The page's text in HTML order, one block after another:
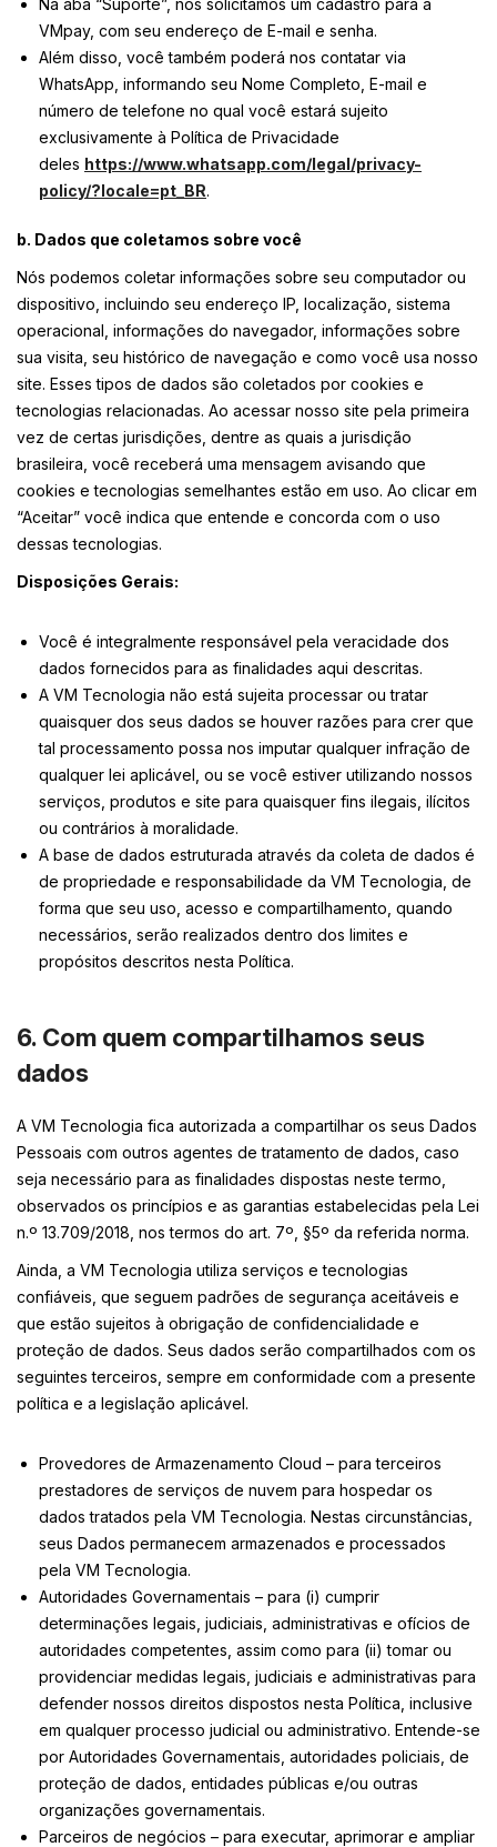
Na aba “Suporte”, nós solicitamos um cadastro para a
VMpay, com seu endereço de E-mail e senha.
Além disso, você também poderá nos contatar via
WhatsApp, informando seu Nome Completo, E-mail e
número de telefone no qual você estará sujeito
exclusivamente à Política de Privacidade
deles https://www.whatsapp.com/legal/privacy-
policy/?locale=pt_BR.
b. Dados que coletamos sobre você
Nós podemos coletar informações sobre seu computador ou
dispositivo, incluindo seu endereço IP, localização, sistema
operacional, informações do navegador, informações sobre
sua visita, seu histórico de navegação e como você usa nosso
site. Esses tipos de dados são coletados por cookies e
tecnologias relacionadas. Ao acessar nosso site pela primeira
vez de certas jurisdições, dentre as quais a jurisdição
brasileira, você receberá uma mensagem avisando que
cookies e tecnologias semelhantes estão em uso. Ao clicar em
“Aceitar” você indica que entende e concorda com o uso
dessas tecnologias.
Disposições Gerais:
Você é integralmente responsável pela veracidade dos
dados fornecidos para as finalidades aqui descritas.
A VM Tecnologia não está sujeita processar ou tratar
quaisquer dos seus dados se houver razões para crer que
tal processamento possa nos imputar qualquer infração de
qualquer lei aplicável, ou se você estiver utilizando nossos
serviços, produtos e site para quaisquer fins ilegais, ilícitos
ou contrários à moralidade.
A base de dados estruturada através da coleta de dados é
de propriedade e responsabilidade da VM Tecnologia, de
forma que seu uso, acesso e compartilhamento, quando
necessários, serão realizados dentro dos limites e
propósitos descritos nesta Política.
6. Com quem compartilhamos seus
dados
A VM Tecnologia fica autorizada a compartilhar os seus Dados
Pessoais com outros agentes de tratamento de dados, caso
seja necessário para as finalidades dispostas neste termo,
observados os princípios e as garantias estabelecidas pela Lei
n.º 13.709/2018, nos termos do art. 7º, §5º da referida norma.
Ainda, a VM Tecnologia utiliza serviços e tecnologias
confiáveis, que seguem padrões de segurança aceitáveis e
que estão sujeitos à obrigação de confidencialidade e
proteção de dados. Seus dados serão compartilhados com os
seguintes terceiros, sempre em conformidade com a presente
política e a legislação aplicável.
Provedores de Armazenamento Cloud – para terceiros
prestadores de serviços de nuvem para hospedar os
dados tratados pela VM Tecnologia. Nestas circunstâncias,
seus Dados permanecem armazenados e processados
pela VM Tecnologia.
Autoridades Governamentais – para (i) cumprir
determinações legais, judiciais, administrativas e ofícios de
autoridades competentes, assim como para (ii) tomar ou
providenciar medidas legais, judiciais e administrativas para
defender nossos direitos dispostos nesta Política, inclusive
em qualquer processo judicial ou administrativo. Entende-se
por Autoridades Governamentais, autoridades policiais, de
proteção de dados, entidades públicas e/ou outras
organizações governamentais.
Parceiros de negócios – para executar, aprimorar e ampliar